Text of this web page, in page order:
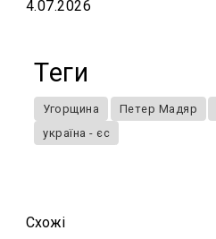
4.07.2026
Теги
Угорщина Петер Мадяр
україна - єс
Схожi